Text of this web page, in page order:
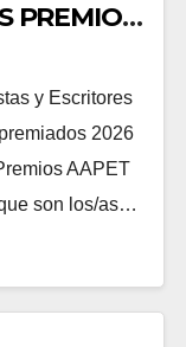
PREMIOS
y Escritores
2026
AAPET
son los/as…